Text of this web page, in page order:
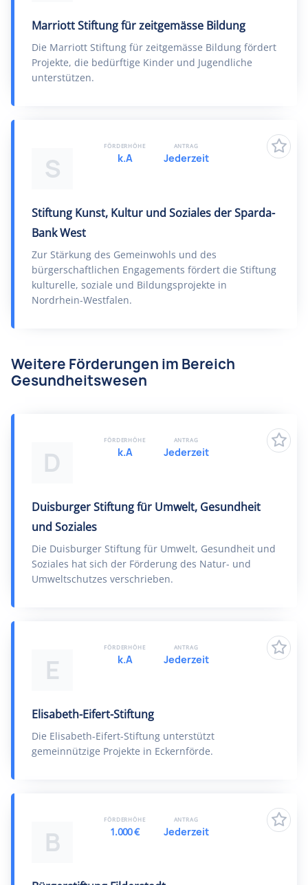
Marriott Stiftung für zeitgemässe Bildung
Die Marriott Stiftung für zeitgemässe Bildung fördert
Projekte, die bedürftige Kinder und Jugendliche
unterstützen.
S
Stiftung Kunst, Kultur und Soziales der Sparda-
Bank West
Zur Stärkung des Gemeinwohls und des
bürgerschaftlichen Engagements fördert die Stiftung
kulturelle, soziale und Bildungsprojekte in
Nordrhein-Westfalen.
FÖRDERHÖHE
k.A
ANTRAG
Jederzeit
Weitere Förderungen im Bereich
Gesundheitswesen
D
Duisburger Stiftung für Umwelt, Gesundheit
und Soziales
Die Duisburger Stiftung für Umwelt, Gesundheit und
Soziales hat sich der Förderung des Natur- und
Umweltschutzes verschrieben.
FÖRDERHÖHE
k.A
ANTRAG
Jederzeit
E
Elisabeth-Eifert-Stiftung
Die Elisabeth-Eifert-Stiftung unterstützt
gemeinnützige Projekte in Eckernförde.
FÖRDERHÖHE
k.A
ANTRAG
Jederzeit
B
FÖRDERHÖHE
1.000 €
ANTRAG
Jederzeit